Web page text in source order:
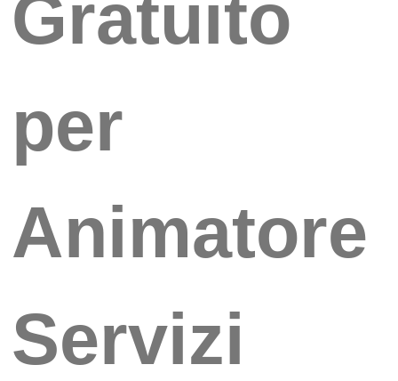
Gratuito
per
Animatore
Servizi